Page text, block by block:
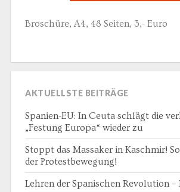
Broschüre, A4, 48 Seiten, 3,- Euro
AKTUELLSTE BEITRÄGE
Spanien-EU: In Ceuta schlägt die
„Festung Europa“ wieder zu
Stoppt das Massaker in Kaschmir!
der Protestbewegung!
Lehren der Spanischen Revolution –